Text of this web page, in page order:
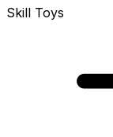
Skill Toys